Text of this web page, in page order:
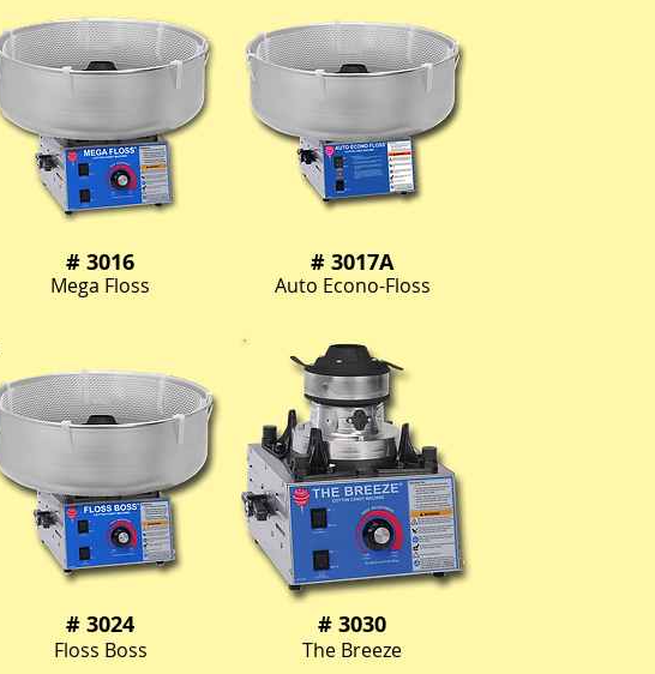
# 3016
Mega Floss
# 3024
Floss Boss
# 3017A
Auto Econo-Floss
# 3030
The Breeze